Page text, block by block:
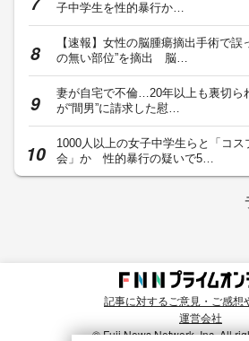
子中学生を性的暴行か…
【速報】女性の脳腫瘍摘出手術で誤
の無い部位”を摘出 脳…
妻が自宅で不倫…20年以上も裏切ら
が“間男”に請求した慰…
1000人以上の女子中学生らと「コス
会」か 性的暴行の疑いで5…
記事に対するご意見・ご感想
運営会社
© Fuji News Network, Inc. All